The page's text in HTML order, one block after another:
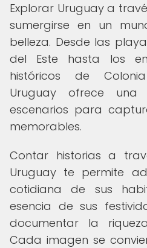
Explorar Uruguay a
sumergirse en un
belleza. Desde las
del Este hasta los
históricos de
Uruguay ofrece
escenarios para
memorables.
Contar historias a
Uruguay te permite
cotidiana de sus
esencia de sus
documentar la
Cada imagen se